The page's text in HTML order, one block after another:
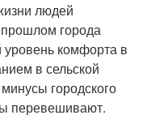
людей
города
комфорта в
в сельской
городского
перевешивают.